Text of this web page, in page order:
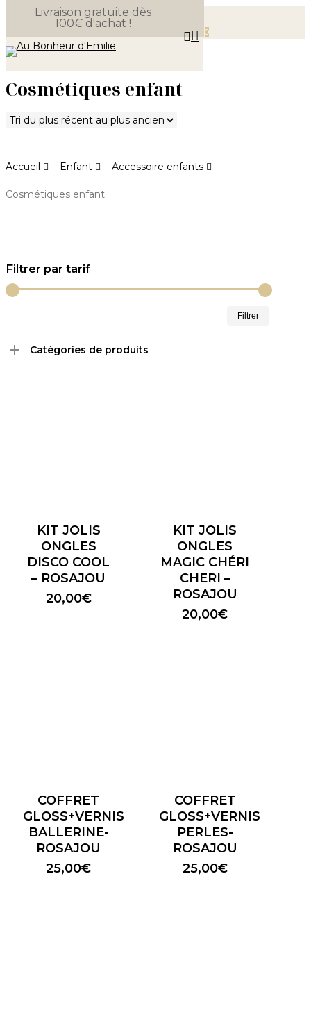
main
content
Livraison gratuite dès
100€ d'achat !
search
0
Cart
Cosmétiques enfant
Accueil Enfant Accessoire enfants
Cosmétiques enfant
Filtrer par tarif
Filtrer
Catégories de produits
KIT JOLIS
ONGLES
DISCO COOL
– ROSAJOU
20,00€
KIT JOLIS
ONGLES
MAGIC CHÉRI
CHERI –
ROSAJOU
20,00€
COFFRET
GLOSS+VERNIS
BALLERINE-
ROSAJOU
25,00€
COFFRET
GLOSS+VERNIS
PERLES-
ROSAJOU
25,00€